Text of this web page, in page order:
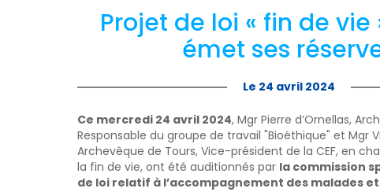
Projet de loi « fin de vie
émet ses
Le 24 avril 2024
Ce mercredi 24 avril 2024, Mgr Pierre d’Ornellas,
Responsable du groupe de travail "Bioéthique" et Mgr
Archevêque de Tours, Vice-président de la CEF, en
la fin de vie, ont été auditionnés par la commission
de loi relatif à l’accompagnement des malades